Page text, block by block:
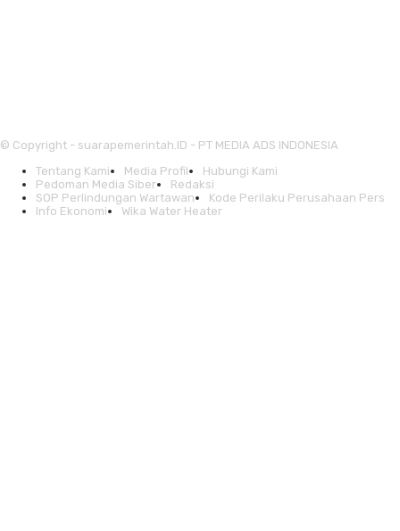
© Copyright - suarapemerintah.ID - PT MEDIA ADS INDONESIA
Tentang Kami
Media Profil
Hubungi Kami
Pedoman Media Siber
Redaksi
SOP Perlindungan Wartawan
Kode Perilaku Perusahaan Pers
Info Ekonomi
Wika Water Heater